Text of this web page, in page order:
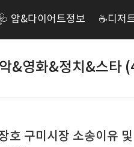
🩺 암&다이어트정보 ☕️디저
&영화&정치&스타
호 구미시장 소송이유